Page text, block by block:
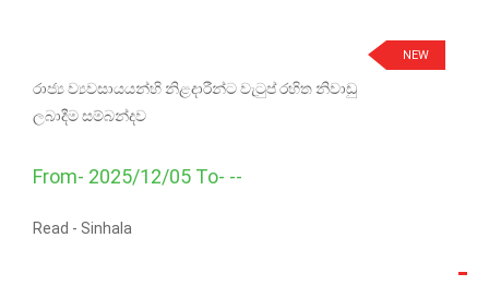
NEW
රාජ්‍ය ව්‍යවසායයන්හි නිළදාරීන්ට වැටුප් රහිත නිවාඩු
ලබාදීම සම්බන්දව
From- 2025/12/05 To- --
Read - Sinhala